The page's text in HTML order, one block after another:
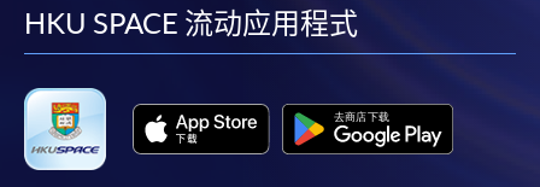
facebook
youtube
linkedin
HKU SPACE 流动应用程式